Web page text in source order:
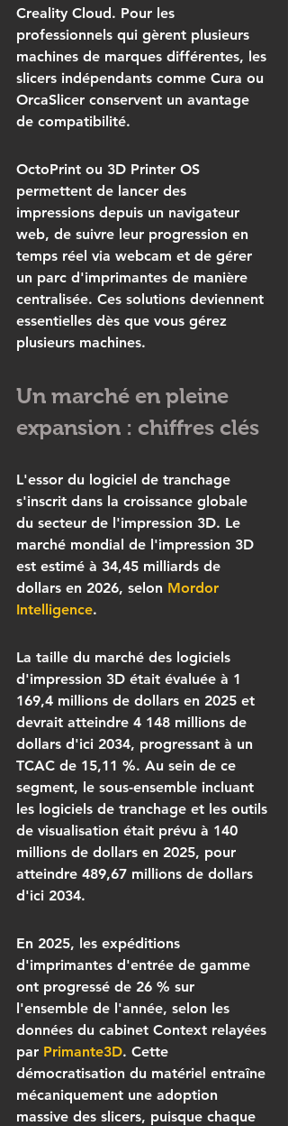
Creality Cloud. Pour les
professionnels qui gèrent plusieurs
machines de marques différentes, les
slicers indépendants comme Cura ou
OrcaSlicer conservent un avantage
de compatibilité.
OctoPrint ou 3D Printer OS
permettent de lancer des
impressions depuis un navigateur
web, de suivre leur progression en
temps réel via webcam et de gérer
un parc d'imprimantes de manière
centralisée. Ces solutions deviennent
essentielles dès que vous gérez
plusieurs machines.
Un marché en pleine
expansion : chiffres clés
L'essor du logiciel de tranchage
s'inscrit dans la croissance globale
du secteur de l'impression 3D. Le
marché mondial de l'impression 3D
est estimé à 34,45 milliards de
dollars en 2026, selon Mordor
Intelligence.
La taille du marché des logiciels
d'impression 3D était évaluée à 1
169,4 millions de dollars en 2025 et
devrait atteindre 4 148 millions de
dollars d'ici 2034, progressant à un
TCAC de 15,11 %. Au sein de ce
segment, le sous-ensemble incluant
les logiciels de tranchage et les outils
de visualisation était prévu à 140
millions de dollars en 2025, pour
atteindre 489,67 millions de dollars
d'ici 2034.
En 2025, les expéditions
d'imprimantes d'entrée de gamme
ont progressé de 26 % sur
l'ensemble de l'année, selon les
données du cabinet Context relayées
par Primante3D. Cette
démocratisation du matériel entraîne
mécaniquement une adoption
massive des slicers, puisque chaque